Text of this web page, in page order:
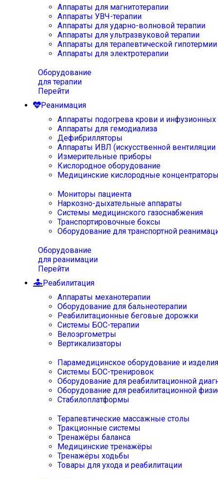
Аппараты для магнитотерапии
Аппараты УВЧ-терапии
Аппараты для ударно-волновой терапии
Аппараты для ультразвуковой терапии
Аппараты для терапевтической
Аппараты для электротерапии
Оборудование
для терапии
Перейти
Реанимация
Аппараты подогрева крови и инфузионных
Аппараты для гемодиализа
Дефибрилляторы
Аппараты ИВЛ (искусственной вентиляции
Измерительные приборы
Кислородное оборудование
Медицинские кислородные
Мониторы пациента
Наркозно-дыхательные аппараты
Системы медицинского газоснабжения
Транспортировочные боксы
Оборудование для транспортной
Оборудование
для реанимации
Перейти
Реабилитация
Аппараты механотерапии
Оборудование для бальнеотерапии
Реабилитационные беговые дорожки
Системы БОС-терапии
Велоэргометры
Вертикализаторы
Парамедицинское оборудование и изделия
Системы БОС-тренировок
Оборудование для реабилитационной
Оборудование для реабилитационной
Стабилоплатформы
Терапевтические массажные столы
Тракционные системы
Тренажёры баланса
Медицинские тренажёры
Тренажёры ходьбы
Товары для ухода и реабилитации